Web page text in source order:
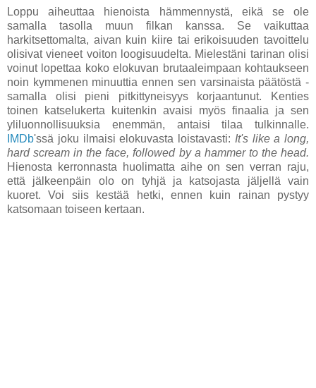
Loppu aiheuttaa hienoista hämmennystä, eikä se ole
samalla tasolla muun filkan kanssa. Se vaikuttaa
harkitsettomalta, aivan kuin kiire tai erikoisuuden tavoittelu
olisivat vieneet voiton loogisuudelta. Mielestäni tarinan olisi
voinut lopettaa koko elokuvan brutaaleimpaan kohtaukseen
noin kymmenen minuuttia ennen sen varsinaista päätöstä -
samalla olisi pieni pitkittyneisyys korjaantunut. Kenties
toinen katselukerta kuitenkin avaisi myös finaalia ja sen
yliluonnollisuuksia enemmän, antaisi tilaa tulkinnalle.
IMDb'ssä joku ilmaisi elokuvasta loistavasti: It's like a long,
hard scream in the face, followed by a hammer to the head.
Hienosta kerronnasta huolimatta aihe on sen verran raju,
että jälkeenpäin olo on tyhjä ja katsojasta jäljellä vain
kuoret. Voi siis kestää hetki, ennen kuin rainan pystyy
katsomaan toiseen kertaan.